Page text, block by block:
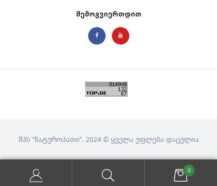
შემოგვიერთდით
შპს “ნატუროპათი”. 2024 © ყველა უფლება დაცულია
0